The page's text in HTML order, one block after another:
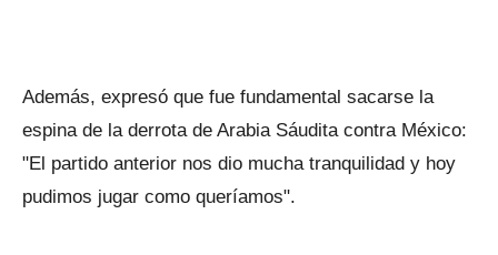
Además, expresó que fue fundamental sacarse la
espina de la derrota de Arabia Sáudita contra México:
"El partido anterior nos dio mucha tranquilidad y hoy
pudimos jugar como queríamos".